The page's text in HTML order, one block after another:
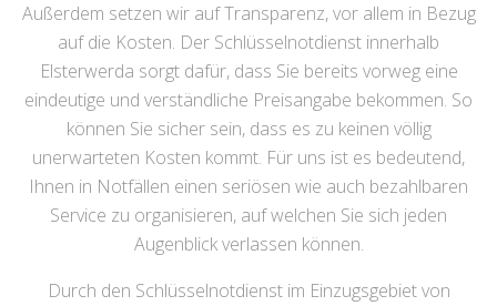
Außerdem setzen wir auf Transparenz, vor allem in Bezug
auf die Kosten. Der Schlüsselnotdienst innerhalb
Elsterwerda sorgt dafür, dass Sie bereits vorweg eine
eindeutige und verständliche Preisangabe bekommen. So
können Sie sicher sein, dass es zu keinen völlig
unerwarteten Kosten kommt. Für uns ist es bedeutend,
Ihnen in Notfällen einen seriösen wie auch bezahlbaren
Service zu organisieren, auf welchen Sie sich jeden
Augenblick verlassen können.
Durch den Schlüsselnotdienst im Einzugsgebiet von